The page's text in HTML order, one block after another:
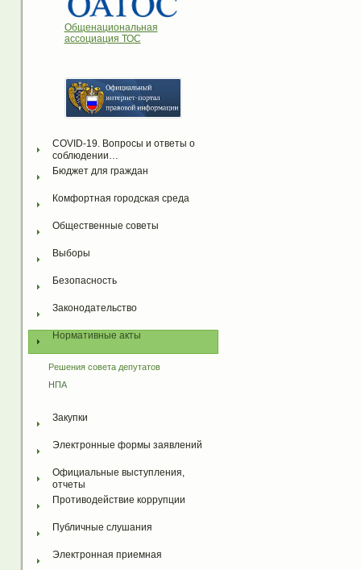
Общенациональная
ассоциация ТОС
COVID-19. Вопросы и ответы о
соблюдении…
Бюджет для граждан
Комфортная городская среда
Общественные советы
Выборы
Безопасность
Законодательство
Нормативные акты
Решения совета депутатов
НПА
Закупки
Электронные формы заявлений
Официальные выступления,
отчеты
Противодействие коррупции
Публичные слушания
Электронная приемная